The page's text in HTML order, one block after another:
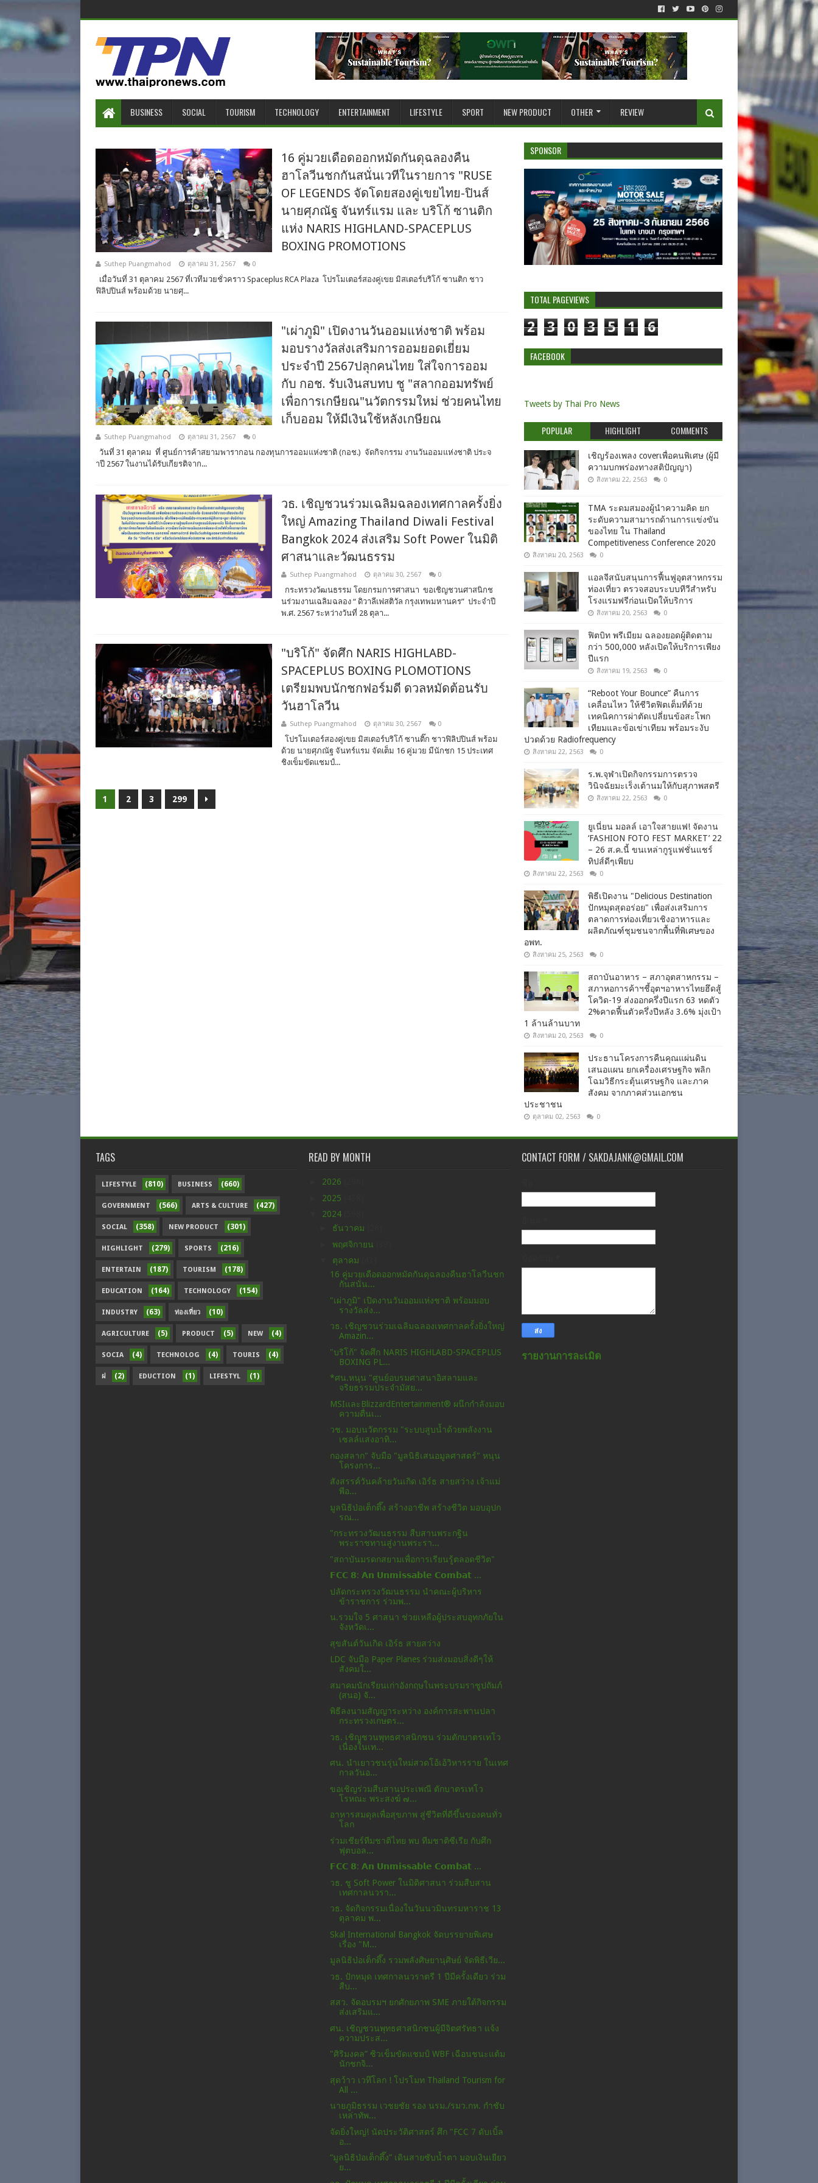
BUSINESS SOCIAL TOURISM TECHNOLOGY ENTERTAINMENT LIFESTYLE SPORT NEW PRODUCT OTHER REVIEW
16 คู่มวยเดือดออกหมัดกันดุฉลองคืน
ฮาโลวีนชกกันสนั่นเวทีในรายการ "RUSE
OF LEGENDS จัดโดยสองคู่เขยไทย-ปินส์
นายศุภณัฐ จันทร์แรม และ บริโก้ ซานติก
แห่ง NARIS HIGHLAND-SPACEPLUS
BOXING PROMOTIONS
Suthep Puangmahod ตุลาคม 31, 2567 0
เมื่อวันที่ 31 ตุลาคม 2567 ที่เวทีมวยชั่วคราว Spaceplus RCA Plaza โปรโมเตอร์สองคู่เขย มิสเตอร์บริโก้ ซานติก ชาว
ฟิลิปปินส์ พร้อมด้วย นายศุ...
"เผ่าภูมิ" เปิดงานวันออมแห่งชาติ พร้อม
มอบรางวัลส่งเสริมการออมยอดเยี่ยม
ประจำปี 2567ปลุกคนไทย ใส่ใจการออม
กับ กอช. รับเงินสบทบ ชู "สลากออมทรัพย์
เพื่อการเกษียณ"นวัตกรรมใหม่ ช่วยคนไทย
เก็บออม ให้มีเงินใช้หลังเกษียณ
Suthep Puangmahod ตุลาคม 31, 2567 0
วันที่ 31 ตุลาคม ที่ ศูนย์การค้าสยามพารากอน กองทุนการออมแห่งชาติ (กอช.) จัดกิจกรรม งานวันออมแห่งชาติ ประจ
าปี 2567 ในงานได้รับเกียรติจาก...
วธ. เชิญชวนร่วมเฉลิมฉลองเทศกาลครั้งยิ่ง
ใหญ่ Amazing Thailand Diwali Festival
Bangkok 2024 ส่งเสริม Soft Power ในมิติ
ศาสนาและวัฒนธรรม
Suthep Puangmahod ตุลาคม 30, 2567 0
กระทรวงวัฒนธรรม โดยกรมการศาสนา ขอเชิญชวนศาสนิกช
นร่วมงานเฉลิมฉลอง “ ดิวาลีเฟสติวัล กรุงเทพมหานคร” ประจำปี
พ.ศ. 2567 ระหว่างวันที่ 28 ตุลา...
"บริโก้" จัดศึก NARIS HIGHLABD-
SPACEPLUS BOXING PLOMOTIONS
เตรียมพบนักชกฟอร์มดี ดวลหมัดต้อนรับ
วันฮาโลวีน
Suthep Puangmahod ตุลาคม 30, 2567 0
โปรโมเตอร์สองคู่เขย มิสเตอร์บริโก้ ซานติ๊ก ชาวฟิลิปปินส์ พร้อม
ด้วย นายศุภณัฐ จันทร์แรม จัดเต็ม 16 คู่มวย มีนักชก 15 ประเทศ
ชิงเข็มขัดแชมป์...
1 2 3 299
SPONSOR
TOTAL PAGEVIEWS
2 3 0 3 5 1 6
FACEBOOK
Tweets by Thai Pro News
POPULAR HIGHLIGHT COMMENTS
เชิญร้องเพลง coverเพื่อคนพิเศษ (ผู้มี
ความบกพร่องทางสติปัญญา)
สิงหาคม 22, 2563 0
TMA ระดมสมองผู้นำความคิด ยก
ระดับความสามารถด้านการแข่งขัน
ของไทย ใน Thailand
Competitiveness Conference 2020
สิงหาคม 20, 2563 0
แอลจีสนับสนุนการฟื้นฟูอุตสาหกรรม
ท่องเที่ยว ตรวจสอบระบบทีวีสำหรับ
โรงแรมฟรีก่อนเปิดให้บริการ
สิงหาคม 20, 2563 0
ฟิตบิท พรีเมียม ฉลองยอดผู้ติดตาม
กว่า 500,000 หลังเปิดให้บริการเพียง
ปีแรก
สิงหาคม 19, 2563 0
“Reboot Your Bounce” คืนการ
เคลื่อนไหว ให้ชีวิตฟิตเต็มที่ด้วย
เทคนิคการผ่าตัดเปลี่ยนข้อสะโพก
เทียมและข้อเข่าเทียม พร้อมระงับ
ปวดด้วย Radiofrequency
สิงหาคม 22, 2563 0
ร.พ.จุฬาเปิดกิจกรรมการตรวจ
วินิจฉัยมะเร็งเต้านมให้กับสุภาพสตรี
สิงหาคม 22, 2563 0
ยูเนี่ยน มอลล์ เอาใจสายแฟ! จัดงาน
‘FASHION FOTO FEST MARKET’ 22
– 26 ส.ค.นี้ ขนเหล่ากูรูแฟชั่นแชร์
ทิปส์ดีๆเพียบ
สิงหาคม 22, 2563 0
พิธีเปิดงาน "Delicious Destination
ปักหมุดสุดอร่อย" เพื่อส่งเสริมการ
ตลาดการท่องเที่ยวเชิงอาหารและ
ผลิตภัณฑ์ชุมชนจากพื้นที่พิเศษของ
อพท.
สิงหาคม 25, 2563 0
สถาบันอาหาร – สภาอุตสาหกรรม –
สภาหอการค้าฯชี้อุตฯอาหารไทยฮึดสู้
โควิด-19 ส่งออกครึ่งปีแรก 63 หดตัว
2%คาดฟื้นตัวครึ่งปีหลัง 3.6% มุ่งเป้า
1 ล้านล้านบาท
สิงหาคม 20, 2563 0
ประธานโครงการคืนคุณแผ่นดิน
เสนอแผน ยกเครื่องเศรษฐกิจ พลิก
โฉมวิธีกระตุ้นเศรษฐกิจ และภาค
สังคม จากภาคส่วนเอกชน
ประชาชน
ตุลาคม 02, 2563 0
TAGS
LIFESTYLE (810) BUSINESS (660)
GOVERNMENT (566) ARTS & CULTURE (427)
SOCIAL (358) NEW PRODUCT (301)
HIGHLIGHT (279) SPORTS (216)
ENTERTAIN (187) TOURISM (178)
EDUCATION (164) TECHNOLOGY (154)
INDUSTRY (63) ท่องเที่ยว (10)
AGRICULTURE (5) PRODUCT (5) NEW (4)
SOCIA (4) TECHNOLOG (4) TOURIS (4)
ฝ (2) EDUCTION (1) LIFESTYL (1)
READ BY MONTH
2026
2025
2024
ธันวาคม
พฤศจิกายน
ตุลาคม
16 คู่มวยเดือดออกหมัดกันดุฉลองคืนฮาโลวีนชก
กันสนั่น...
"เผ่าภูมิ" เปิดงานวันออมแห่งชาติ พร้อมมอบ
รางวัลส่ง...
วธ. เชิญชวนร่วมเฉลิมฉลองเทศกาลครั้งยิ่งใหญ่
Amazin...
"บริโก้" จัดศึก NARIS HIGHLABD-SPACEPLUS
BOXING PL...
*ศน.หนุน "ศูนย์อบรมศาสนาอิสลามและ
จริยธรรมประจำมัสย...
MSIและBlizzardEntertainment® ผนึกกำลังมอบ
ความตื่นเ...
วช. มอบนวัตกรรม "ระบบสูบน้ำด้วยพลังงาน
เซลล์แสงอาทิ...
กองสลาก" จับมือ "มูลนิธิเสนอมูลศาสตร์" หนุน
โครงการ...
สังสรรค์วันคล้ายวันเกิด เอิร์ธ สายสว่าง เจ้าแม่
พีอ...
มูลนิธิป่อเต็กตึ๊ง สร้างอาชีพ สร้างชีวิต มอบอุปก
รณ...
"กระทรวงวัฒนธรรม สืบสานพระกฐิน
พระราชทานสู่งานพระรา...
"สถาบันมรดกสยามเพื่อการเรียนรู้ตลอดชีวิต"
𝗙𝗖𝗖 𝟴: 𝗔𝗻 𝗨𝗻𝗺𝗶𝘀𝘀𝗮𝗯𝗹𝗲 𝗖𝗼𝗺𝗯𝗮𝘁 ...
ปลัดกระทรวงวัฒนธรรม นำคณะผู้บริหาร
ข้าราชการ ร่วมพ...
น.รวมใจ 5 ศาสนา ช่วยเหลือผู้ประสบอุทกภัยใน
จังหวัดเ...
สุขสันต์วันเกิด เอิร์ธ สายสว่าง
LDC จับมือ Paper Planes ร่วมส่งมอบสิ่งดีๆให้
สังคมใ...
สมาคมนักเรียนเก่าอังกฤษในพระบรมราชูปถัมภ์
(สนอ) จั...
พิธีลงนามสัญญาระหว่าง องค์การสะพานปลา
กระทรวงเกษตร...
วธ. เชิญชวนพุทธศาสนิกชน ร่วมตักบาตรเทโว
เนื่องในเท...
ศน. นำเยาวชนรุ่นใหม่สวดโอ้เอ้วิหารราย ในเทศ
กาลวันอ...
ขอเชิญร่วมสืบสานประเพณี ตักบาตรเทโว
โรหณะ พระสงฆ์ ๗...
อาหารสมดุลเพื่อสุขภาพ สู่ชีวิตที่ดีขึ้นของคนทั่ว
โลก
ร่วมเชียร์ทีมชาติไทย พบ ทีมชาติซีเรีย กับศึก
ฟุตบอล...
𝗙𝗖𝗖 𝟴: 𝗔𝗻 𝗨𝗻𝗺𝗶𝘀𝘀𝗮𝗯𝗹𝗲 𝗖𝗼𝗺𝗯𝗮𝘁 ...
วธ. ชู Soft Power ในมิติศาสนา ร่วมสืบสาน
เทศกาลนวรา...
วธ. จัดกิจกรรมเนื่องในวันนวมินทรมหาราช 13
ตุลาคม พ...
Skal International Bangkok จัดบรรยายพิเศษ
เรื่อง "M...
มูลนิธิป่อเต็กตึ๊ง รวมพลังศิษยานุศิษย์ จัดพิธีเวีย...
วธ. ปักหมุด เทศกาลนวราตรี 1 ปีมีครั้งเดียว ร่วม
สืบ...
สสว. จัดอบรมฯ ยกศักยภาพ SME ภายใต้กิจกรรม
ส่งเสริมแ...
ศน. เชิญชวนพุทธศาสนิกชนผู้มีจิตศรัทธา แจ้ง
ความประส...
"ศิริมงคล” ซิวเข็มขัดแชมป์ WBF เฉือนชนะแต้ม
นักชกจิ...
สุดว้าว เวทึโลก ! โปรโมท Thailand Tourism for
All ...
นายภูมิธรรม เวชยชัย รอง นรม./รมว.กห. กำชับ
เหล่าทัพ...
จัดยิ่งใหญ่! นัดประวัติศาสตร์ ศึก "FCC 7 ดับเบิ้ล
อ...
“มูลนิธิป่อเต็กตึ๊ง” เดินสายซับน้ำตา มอบเงินเยียว
ย...
CONTACT FORM / SAKDAJANK@GMAIL.COM
รายงานการละเมิด